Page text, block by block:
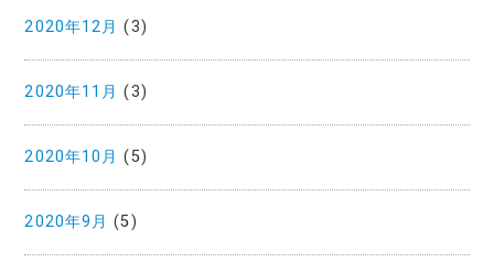
2020年12月 (3)
2020年11月 (3)
2020年10月 (5)
2020年9月 (5)